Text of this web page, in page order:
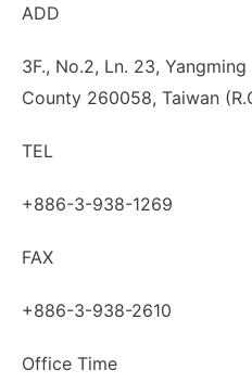
ADD
3F., No.2, Ln. 23,
County 260058, Taiwan
TEL
+886-3-938-1269
FAX
+886-3-938-2610
Office Time